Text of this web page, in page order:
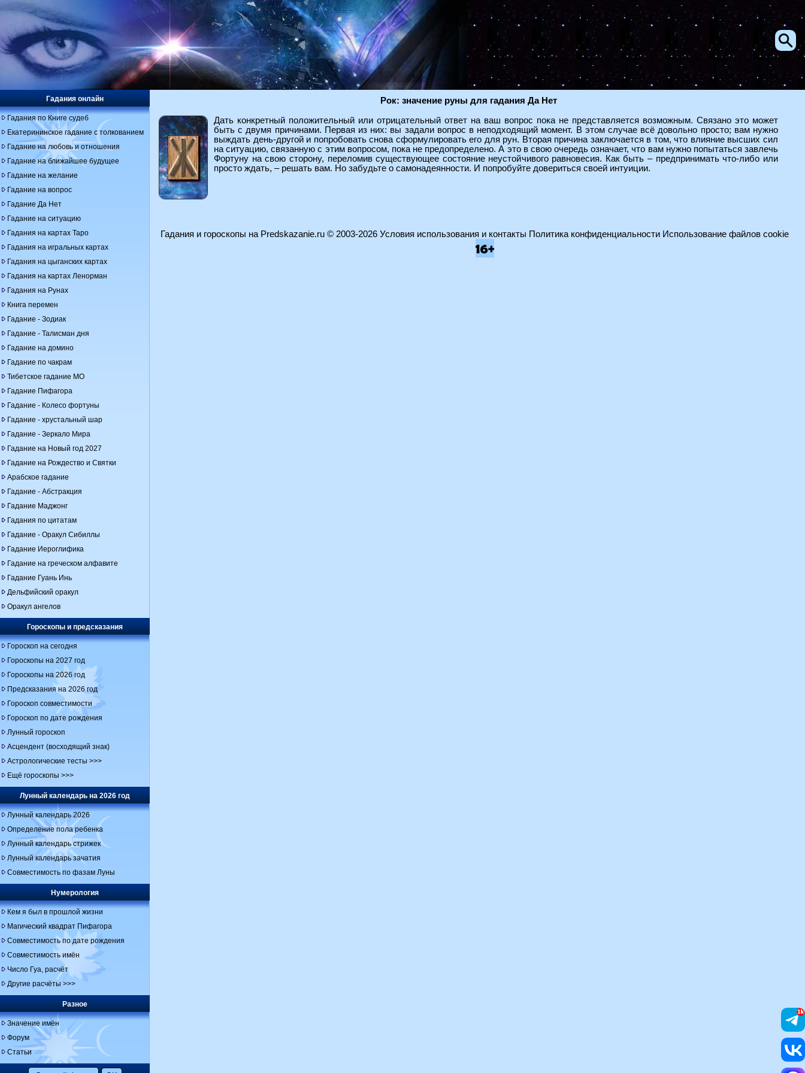
Рок: значение руны для гадания Да Нет
Дать конкретный положительный или отрицательный ответ на ваш вопрос пока не представляется возможным. Связано это может
быть с двумя причинами. Первая из них: вы задали вопрос в неподходящий момент. В этом случае всё довольно просто; вам нужно
выждать день-другой и попробовать снова сформулировать его для рун. Вторая причина заключается в том, что влияние высших сил
на ситуацию, связанную с этим вопросом, пока не предопределено. А это в свою очередь означает, что вам нужно попытаться завлечь
Фортуну на свою сторону, переломив существующее состояние неустойчивого равновесия. Как быть – предпринимать что-либо или
просто ждать, – решать вам. Но забудьте о самонадеянности. И попробуйте довериться своей интуиции.
Гадания онлайн
Гадания по Книге судеб
Екатерининское гадание с толкованием
Гадание на любовь и отношения
Гадание на ближайшее будущее
Гадание на желание
Гадание на вопрос
Гадание Да Нет
Гадание на ситуацию
Гадания на картах Таро
Гадания на игральных картах
Гадания на цыганских картах
Гадания на картах Ленорман
Гадания на Рунах
Книга перемен
Гадание - Зодиак
Гадание - Талисман дня
Гадание на домино
Гадание по чакрам
Тибетское гадание МО
Гадание Пифагора
Гадание - Колесо фортуны
Гадание - хрустальный шар
Гадание - Зеркало Мира
Гадание на Новый год 2027
Гадание на Рождество и Святки
Арабское гадание
Гадание - Абстракция
Гадание Маджонг
Гадания по цитатам
Гадание - Оракул Сибиллы
Гадание Иероглифика
Гадание на греческом алфавите
Гадание Гуань Инь
Дельфийский оракул
Оракул ангелов
Гороскопы и предсказания
Гороскоп на сегодня
Гороскопы на 2027 год
Гороскопы на 2026 год
Предсказания на 2026 год
Гороскоп совместимости
Гороскоп по дате рождения
Лунный гороскоп
Асцендент (восходящий знак)
Астрологические тесты >>>
Ещё гороскопы >>>
Лунный календарь на 2026 год
Лунный календарь 2026
Определение пола ребенка
Лунный календарь стрижек
Лунный календарь зачатия
Совместимость по фазам Луны
Нумерология
Кем я был в прошлой жизни
Магический квадрат Пифагора
Совместимость по дате рождения
Совместимость имён
Число Гуа, расчёт
Другие расчёты >>>
Разное
Значение имён
Форум
Статьи
Гадания и гороскопы на Predskazanie.ru© 2003-2026 Условия использования и контакты Политика конфиденциальности Использование файлов cookie